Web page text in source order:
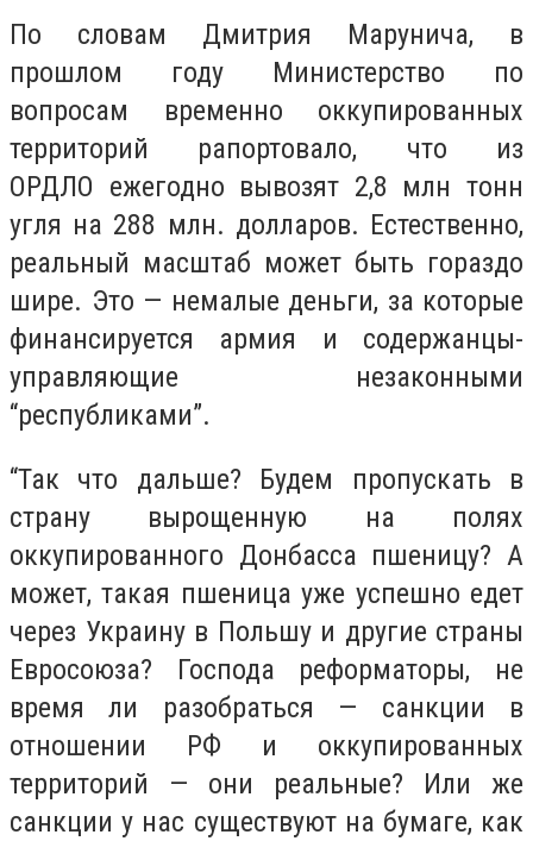
По словам Дмитрия Марунича, в
прошлом году Министерство по
вопросам временно оккупированных
территорий рапортовало, что из
ОРДЛО ежегодно вывозят 2,8 млн тонн
угля на 288 млн. долларов. Естественно,
реальный масштаб может быть гораздо
шире. Это — немалые деньги, за которые
финансируется армия и содержанцы-
управляющие незаконными
“республиками”.
“Так что дальше? Будем пропускать в
страну вырощенную на полях
оккупированного Донбасса пшеницу? А
может, такая пшеница уже успешно едет
через Украину в Польшу и другие страны
Евросоюза? Господа реформаторы, не
время ли разобраться — санкции в
отношении РФ и оккупированных
территорий — они реальные? Или же
санкции у нас существуют на бумаге, как